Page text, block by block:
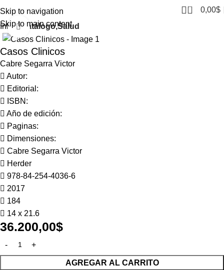
Skip to navigation
Skip to main content
0 0,00$
Inicio Catálogo,Salud
Click to enlarge
Casos Clinicos
Cabre Segarra Victor
Autor:
Editorial:
ISBN:
Año de edición:
Paginas:
Dimensiones:
Cabre Segarra Victor
Herder
978-84-254-4036-6
2017
184
14 x 21.6
36.200,00$
AGREGAR AL CARRITO